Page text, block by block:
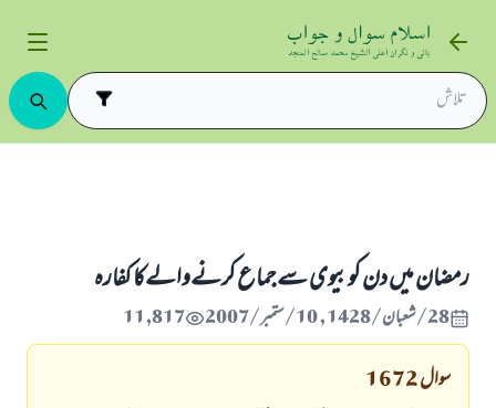
رمضان میں دن کوبیوی سےجماع کرنےوالےکا کفارہ
28/شعبان/1428 , 10/ستمبر/2007 11,817
سوال1672